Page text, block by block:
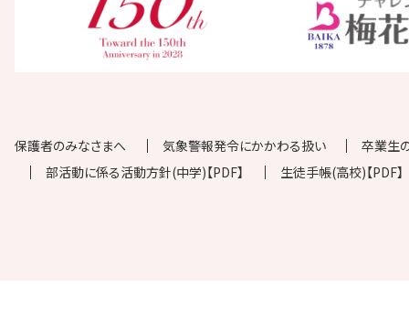
保護者のみなさまへ 気象警報発令にかかわる扱い
卒業生
部活動に係る活動方針(中学)【PDF】
生徒手帳(高校)【PDF】